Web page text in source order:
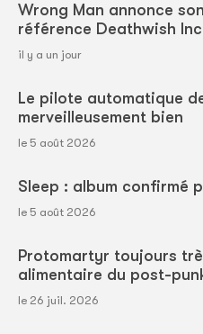
Wrong Man annonce
référence Deathwish
il y a un jour
Le pilote automatique
merveilleusement bien
le 5 août 2026
Sleep : album confirmé
le 5 août 2026
Protomartyr toujours
alimentaire du post-
le 26 juil. 2026